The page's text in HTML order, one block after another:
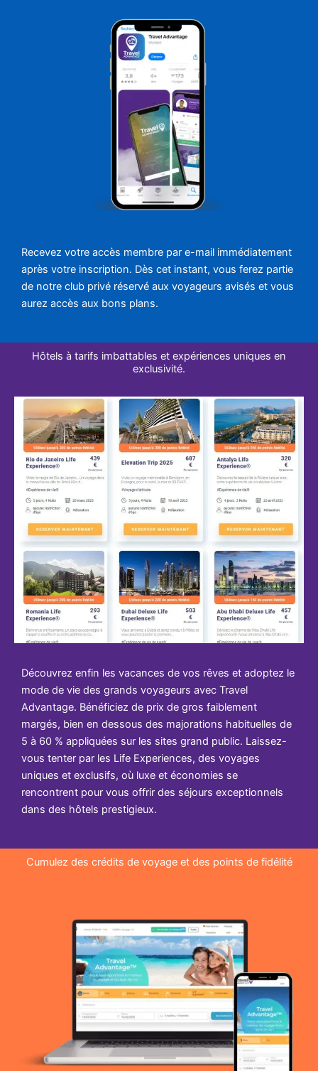
Recevez votre accès membre par e-mail immédiatement
après votre inscription. Dès cet instant, vous ferez partie
de notre club privé réservé aux voyageurs avisés et vous
aurez accès aux bons plans.
Hôtels à tarifs imbattables et expériences uniques en
exclusivité.
Découvrez enfin les vacances de vos rêves et adoptez le
mode de vie des grands voyageurs avec Travel
Advantage. Bénéficiez de prix de gros faiblement
margés, bien en dessous des majorations habituelles de
5 à 60 % appliquées sur les sites grand public. Laissez-
vous tenter par les Life Experiences, des voyages
uniques et exclusifs, où luxe et économies se
rencontrent pour vous offrir des séjours exceptionnels
dans des hôtels prestigieux.
Cumulez des crédits de voyage et des points de fidélité